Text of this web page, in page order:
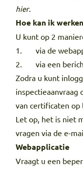
hier.
Hoe kan ik
U kunt op 2
1. via de
2. via een
Zodra u kunt
inspectieaanvraag
van certificaten op
Let op, het is niet
vragen via de e-
Webapplicatie
Vraagt u een